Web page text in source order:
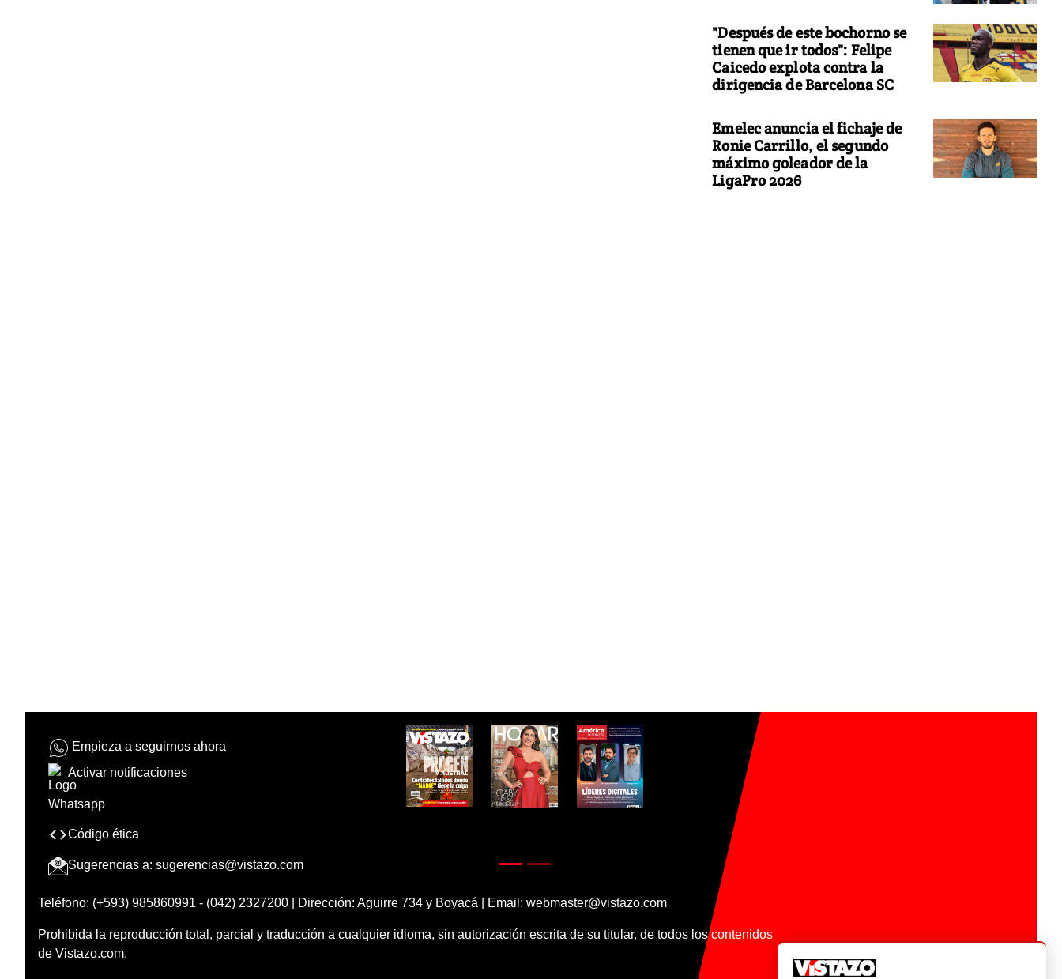
"Después de este bochorno se
tienen que ir todos": Felipe
Caicedo explota contra la
dirigencia de Barcelona SC
Emelec anuncia el fichaje de
Ronie Carrillo, el segundo
máximo goleador de la
LigaPro 2026
Empieza a seguirnos ahora
Activar notificaciones
Código ética
Sugerencias a: sugerencias@vistazo.com
Teléfono: (+593) 985860991 - (042) 2327200 | Dirección: Aguirre 734 y Boyacá | Email: webmaster@vistazo.com
Prohibida la reproducción total, parcial y traducción a cualquier idioma, sin autorización escrita de su titular, de todos los contenidos
de Vistazo.com.